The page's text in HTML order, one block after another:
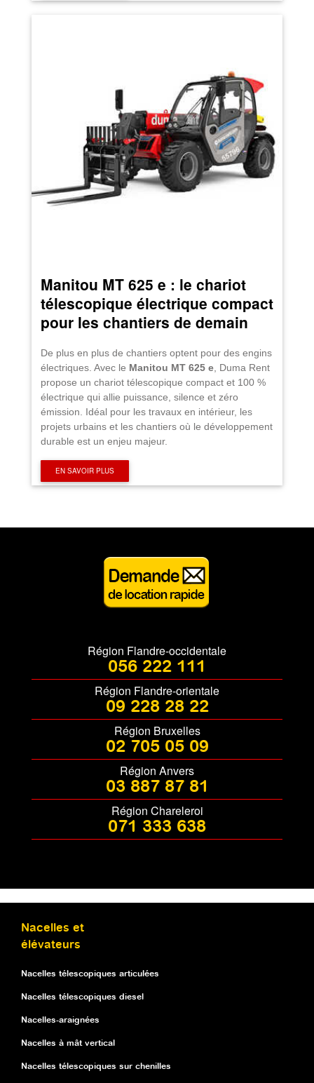
Manitou MT 625 e : le chariot
télescopique électrique compact
pour les chantiers de demain
De plus en plus de chantiers optent pour des engins
électriques. Avec le Manitou MT 625 e, Duma Rent
propose un chariot télescopique compact et 100 %
électrique qui allie puissance, silence et zéro
émission. Idéal pour les travaux en intérieur, les
projets urbains et les chantiers où le développement
durable est un enjeu majeur.
EN SAVOIR PLUS
Région Flandre-occidentale
056 222 111
Région Flandre-orientale
09 228 28 22
Région Bruxelles
02 705 05 09
Région Anvers
03 887 87 81
Région Chareleroi
071 333 638
Nacelles et
élévateurs
Nacelles télescopiques articulées
Nacelles télescopiques diesel
Nacelles-araignées
Nacelles à mât vertical
Nacelles télescopiques sur chenilles